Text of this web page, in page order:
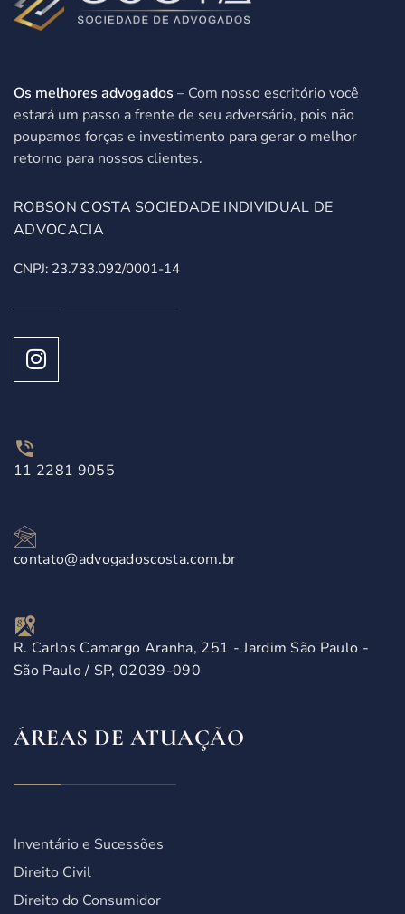
Os melhores advogados – Com nosso escritório você
estará um passo a frente de seu adversário, pois não
poupamos forças e investimento para gerar o melhor
retorno para nossos clientes.
ROBSON COSTA SOCIEDADE INDIVIDUAL DE
ADVOCACIA
CNPJ: 23.733.092/0001-14
11 2281 9055
contato@advogadoscosta.com.br
R. Carlos Camargo Aranha, 251 - Jardim São Paulo -
São Paulo / SP, 02039-090
ÁREAS DE ATUAÇÃO
Inventário e Sucessões
Direito Civil
Direito do Consumidor